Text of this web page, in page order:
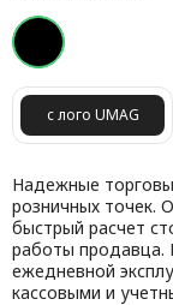
с лого UMAG
Надежные
розничных точек.
быстрый расчет
работы продавца.
ежедневной
кассовыми и